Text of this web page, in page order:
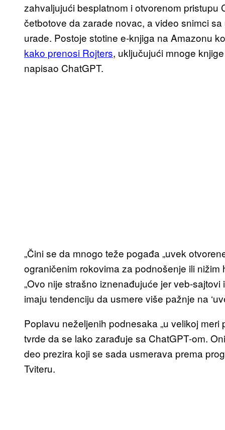
zahvaljujući besplatnom i otvorenom pristupu
četbotove da zarade novac, a video snimci
urade. Postoje stotine e-knjiga na Amazonu
kako prenosi Rojters, uključujući mnoge
napisao ChatGPT.
„Čini se da mnogo teže pogađa „uvek
ograničenim rokovima za podnošenje ili
„Ovo nije strašno iznenađujuće jer veb-
imaju tendenciju da usmere više pažnje na
Poplavu neželjenih podnesaka „u velikoj meri
tvrde da se lako zarađuje sa ChatGPT-om.
deo prezira koji se sada usmerava prema
Tviteru.